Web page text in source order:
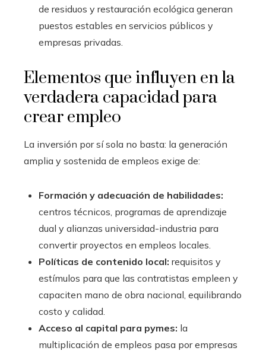
de residuos y restauración ecológica generan
puestos estables en servicios públicos y
empresas privadas.
Elementos que influyen en la
verdadera capacidad para
crear empleo
La inversión por sí sola no basta: la generación
amplia y sostenida de empleos exige de:
Formación y adecuación de habilidades:
centros técnicos, programas de aprendizaje
dual y alianzas universidad-industria para
convertir proyectos en empleos locales.
Políticas de contenido local: requisitos y
estímulos para que las contratistas empleen y
capaciten mano de obra nacional, equilibrando
costo y calidad.
Acceso al capital para pymes: la
multiplicación de empleos pasa por empresas